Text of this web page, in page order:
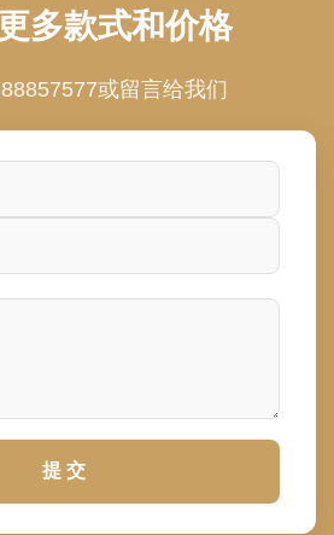
多款式和价格
或留言给我们
提 交